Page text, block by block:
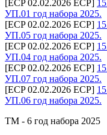
[ECP 02.02.2026 ECP]
УП.01 год набора 2025.
[ECP 02.02.2026 ECP]
УП.05 год набора 2025.
[ECP 02.02.2026 ECP]
УП.04 год набора 2025.
[ECP 02.02.2026 ECP]
УП.07 год набора 2025.
[ECP 02.02.2026 ECP]
УП.06 год набора 2025.
ТМ - 6 год набора 2025